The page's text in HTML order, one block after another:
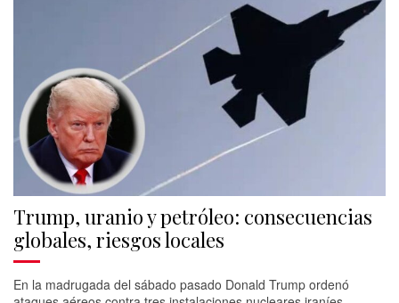
Trump, uranio y petróleo: consecuencias
globales, riesgos locales
En la madrugada del sábado pasado Donald Trump ordenó